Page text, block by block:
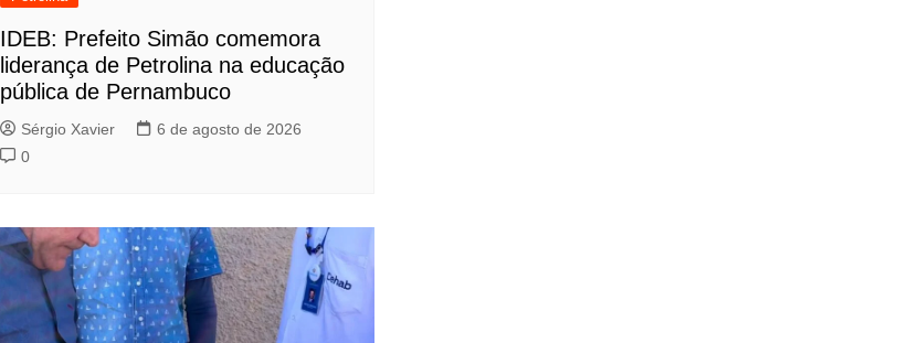
IDEB: Prefeito Simão comemora
liderança de Petrolina na educação
pública de Pernambuco
Sérgio Xavier
6 de agosto de 2026
0